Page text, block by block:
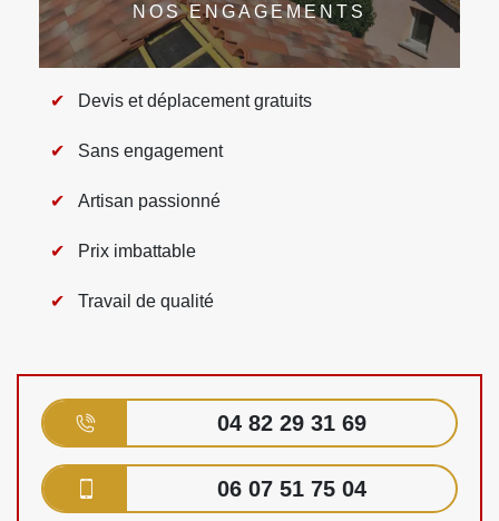
NOS ENGAGEMENTS
Devis et déplacement gratuits
Sans engagement
Artisan passionné
Prix imbattable
Travail de qualité
04 82 29 31 69
06 07 51 75 04